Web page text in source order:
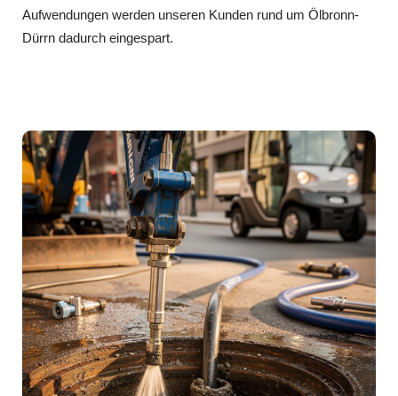
Aufwendungen werden unseren Kunden rund um Ölbronn-
Dürrn dadurch eingespart.